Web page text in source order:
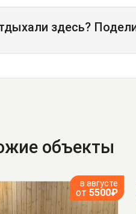
здесь?
объекты
в августе
от 5500₽